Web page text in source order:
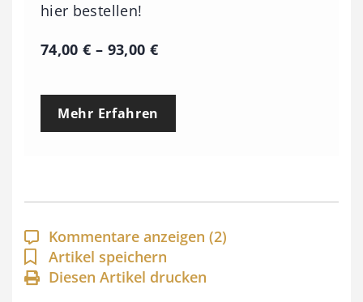
hier bestellen!
74,00€ – 93,00 €P
e
p
a
n
n
Mehr Erfahren
Kommentare anzeigen (2)
Artikel speichern
Diesen Artikel drucken